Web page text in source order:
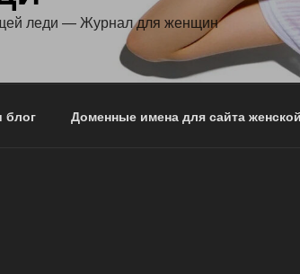
леди — Журнал для женщин
блог Доменные имена для сайта